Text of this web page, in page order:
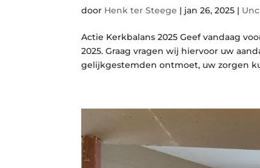
door Henk ter Steege | jan 26, 2025 |
Actie Kerkbalans 2025 Geef vandaag
2025. Graag vragen wij hiervoor uw
gelijkgestemden ontmoet, uw zorgen